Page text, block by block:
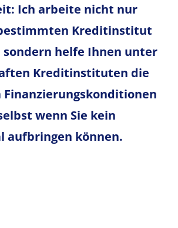
Ich arbeite nicht nur
Kreditinstitut
sondern helfe Ihnen unter
Kreditinstituten die
Finanzierungskonditionen
wenn Sie kein
aufbringen können.